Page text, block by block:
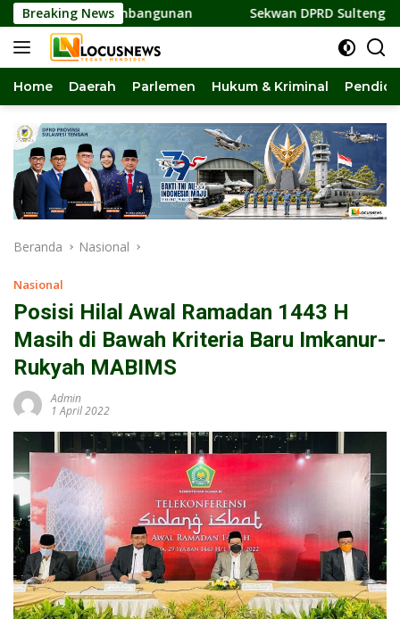
Langsung
ke
konten
Breaking News
Pembangunan Sekwan DPRD Sulteng Jadi
Home Daerah Parlemen Hukum & Kriminal
Beranda Nasional
Nasional
Posisi Hilal Awal Ramadan 1443 H
Masih di Bawah Kriteria Baru Imkanur-
Rukyah MABIMS
Admin
1 April 2022